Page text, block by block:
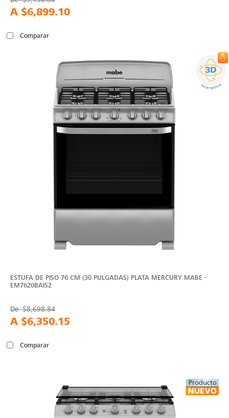
A $6,899.10
Comparar
ESTUFA DE PISO 76 CM (30 PULGADAS) PLATA MERCURY MABE -
EM7620BAIS2
De$8,698.84
A $6,350.15
Comparar